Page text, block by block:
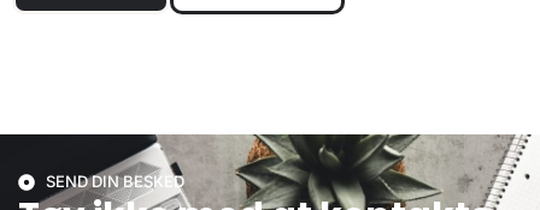
SEND DIN BESKED